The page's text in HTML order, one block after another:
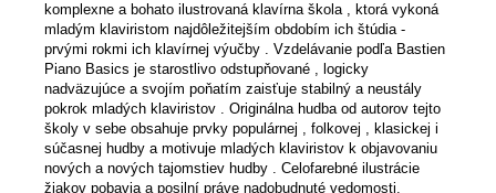
komplexne a bohato ilustrovaná klavírna škola , ktorá vykoná
mladým klaviristom najdôležitejším obdobím ich štúdia -
prvými rokmi ich klavírnej výučby . Vzdelávanie podľa Bastien
Piano Basics je starostlivo odstupňované , logicky
nadväzujúce a svojím poňatím zaisťuje stabilný a neustály
pokrok mladých klaviristov . Originálna hudba od autorov tejto
školy v sebe obsahuje prvky populárnej , folkovej , klasickej i
súčasnej hudby a motivuje mladých klaviristov k objavovaniu
nových a nových tajomstiev hudby . Celofarebné ilustrácie
žiakov pobavia a posilní práve nadobudnuté vedomosti.